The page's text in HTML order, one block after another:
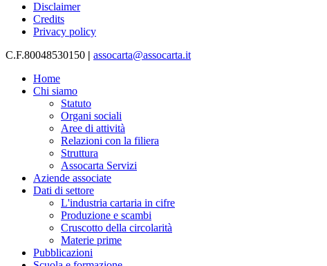
Disclaimer
Credits
Privacy policy
C.F.80048530150 | assocarta@assocarta.it
Home
Chi siamo
Statuto
Organi sociali
Aree di attività
Relazioni con la filiera
Struttura
Assocarta Servizi
Aziende associate
Dati di settore
L'industria cartaria in cifre
Produzione e scambi
Cruscotto della circolarità
Materie prime
Pubblicazioni